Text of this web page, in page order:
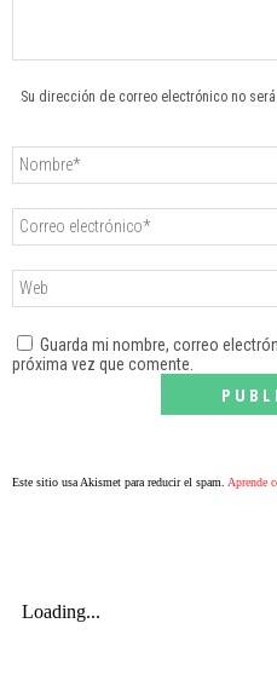
Su dirección de correo electrónico no
Guarda mi nombre, correo
próxima vez que comente.
Este sitio usa Akismet para reducir el spam. Aprende